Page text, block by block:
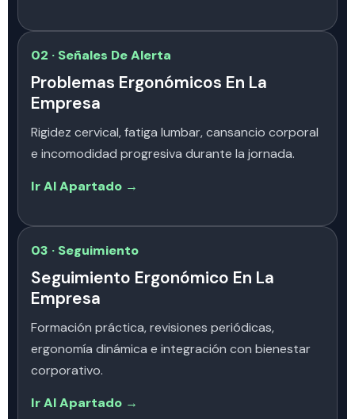
02 · Señales De Alerta
Problemas Ergonómicos En La
Empresa
Rigidez cervical, fatiga lumbar, cansancio corporal
e incomodidad progresiva durante la jornada.
Ir Al Apartado →
03 · Seguimiento
Seguimiento Ergonómico En La
Empresa
Formación práctica, revisiones periódicas,
ergonomía dinámica e integración con bienestar
corporativo.
Ir Al Apartado →